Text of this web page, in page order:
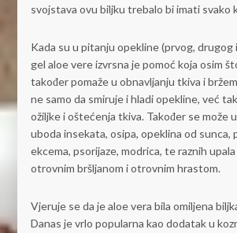
svojstava ovu biljku trebalo bi imati svako
Kada su u pitanju opekline (prvog,
gel aloe vere izvrsna je pomoć koja osim
također pomaže u obnavljanju tkiva i
ne samo da smiruje i hladi opekline, već
ožiljke i oštećenja tkiva. Također se može
uboda insekata, osipa, opeklina od sunca,
ekcema, psorijaze, modrica, te raznih
otrovnim bršljanom i otrovnim hrastom.
Vjeruje se da je aloe vera bila omiljena
Danas je vrlo popularna kao dodatak u